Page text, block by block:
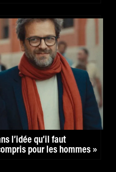
l’idée qu’il faut
pour les hommes »